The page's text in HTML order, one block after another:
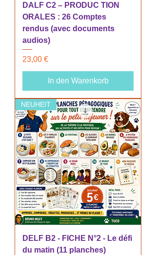
DALF C2 – PRODUC TION
ORALES : 26 Comptes
rendus (avec documents
audios)
Preis
23,00 €
In den Warenkorb
NEUHEIT
DELF B2 - FICHE N°2 - Le défi
du matin (11 planches)